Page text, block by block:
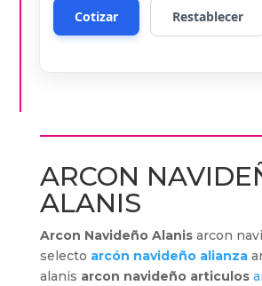
ARCON
ALANIS
Arcon Navideño Alanisarcon
selecto arcón navideño alianza
alanis arcon navideño articulos